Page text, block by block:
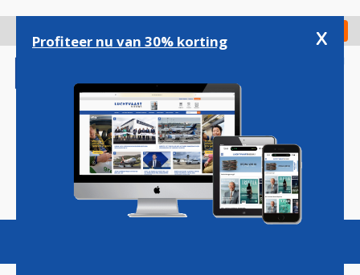
gaan
Check in
Magazine Podcasts Vacatures
Profiteer nu van 30% korting x